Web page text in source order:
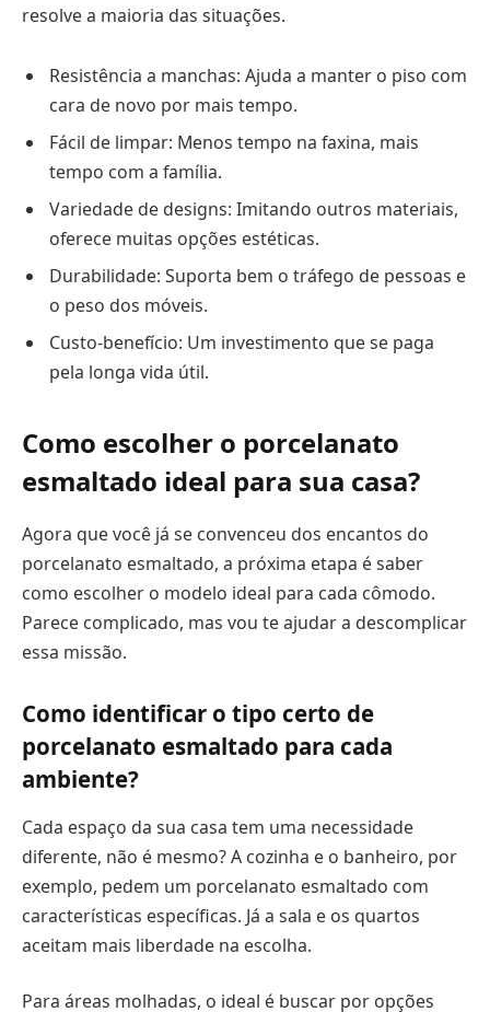
resolve a maioria das situações.
Resistência a manchas: Ajuda a manter o piso com
cara de novo por mais tempo.
Fácil de limpar: Menos tempo na faxina, mais
tempo com a família.
Variedade de designs: Imitando outros materiais,
oferece muitas opções estéticas.
Durabilidade: Suporta bem o tráfego de pessoas e
o peso dos móveis.
Custo-benefício: Um investimento que se paga
pela longa vida útil.
Como escolher o porcelanato
esmaltado ideal para sua casa?
Agora que você já se convenceu dos encantos do
porcelanato esmaltado, a próxima etapa é saber
como escolher o modelo ideal para cada cômodo.
Parece complicado, mas vou te ajudar a descomplicar
essa missão.
Como identificar o tipo certo de
porcelanato esmaltado para cada
ambiente?
Cada espaço da sua casa tem uma necessidade
diferente, não é mesmo? A cozinha e o banheiro, por
exemplo, pedem um porcelanato esmaltado com
características específicas. Já a sala e os quartos
aceitam mais liberdade na escolha.
Para áreas molhadas, o ideal é buscar por opções